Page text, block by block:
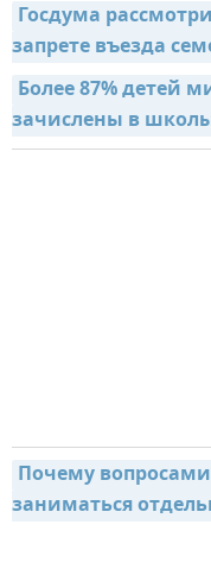
Госдума
запрете въезда
Более 87% детей
зачислены в
Почему
заниматься